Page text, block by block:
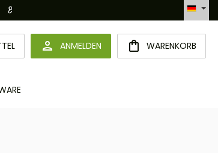
DU HAST 0 PRODUKTE AUF DEM MERKZETTEL
ANMELDEN WARENKORB